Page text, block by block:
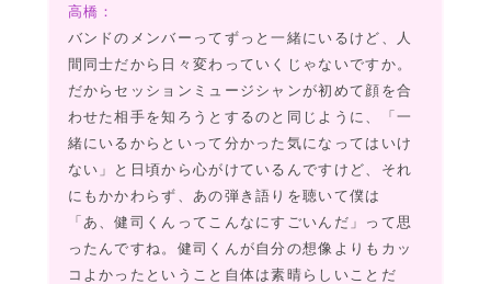
高橋：
バンドのメンバーってずっと一緒にいるけど、人
間同士だから日々変わっていくじゃないですか。
だからセッションミュージシャンが初めて顔を合
わせた相手を知ろうとするのと同じように、「一
緒にいるからといって分かった気になってはいけ
ない」と日頃から心がけているんですけど、それ
にもかかわらず、あの弾き語りを聴いて僕は
「あ、健司くんってこんなにすごいんだ」って思
ったんですね。健司くんが自分の想像よりもカッ
コよかったということ自体は素晴らしいことだ